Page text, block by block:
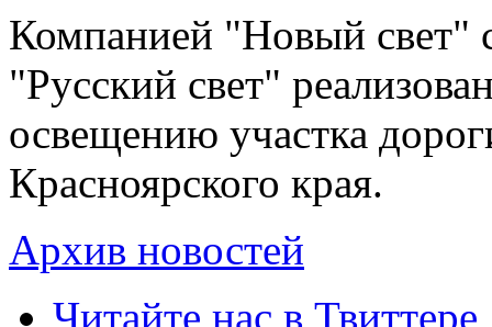
Компанией "Новый свет"
"Русский свет"
освещению участка
Красноярского края.
Архив новостей
Читайте нас в Твиттере